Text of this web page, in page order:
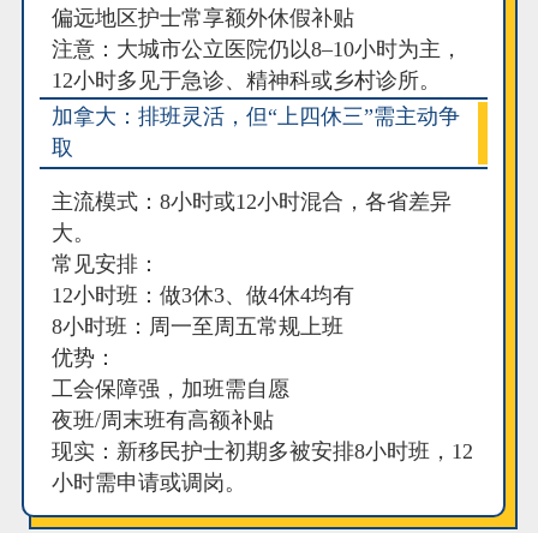
偏远地区护士常享额外休假补贴
注意：大城市公立医院仍以8–10小时为主，
12小时多见于急诊、精神科或乡村诊所。
加拿大：排班灵活，但“上四休三”需主动争
取
主流模式：8小时或12小时混合，各省差异
大。
常见安排：
12小时班：做3休3、做4休4均有
8小时班：周一至周五常规上班
优势：
工会保障强，加班需自愿
夜班/周末班有高额补贴
现实：新移民护士初期多被安排8小时班，12
小时需申请或调岗。